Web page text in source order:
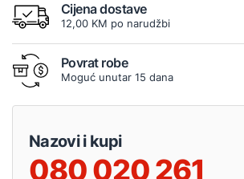
Cijena dostave
12,00 KM po narudžbi
Povrat robe
Moguć unutar 15 dana
Nazovi i kupi
080 020 261